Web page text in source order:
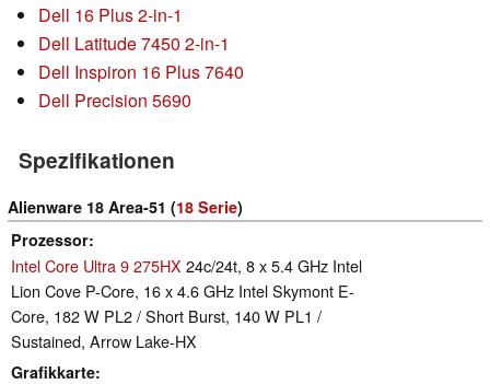
Dell 16 Plus 2-in-1
Dell Latitude 7450 2-in-1
Dell Inspiron 16 Plus 7640
Dell Precision 5690
Spezifikationen
Alienware 18 Area-51 (18 Serie)
Prozessor
Intel Core Ultra 9 275HX 24c/24t, 8 x 5.4 GHz Intel
Lion Cove P-Core, 16 x 4.6 GHz Intel Skymont E-
Core, 182 W PL2 / Short Burst, 140 W PL1 /
Sustained, Arrow Lake-HX
Grafikkarte